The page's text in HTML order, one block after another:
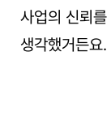
사업의 신뢰를
생각했거든요.